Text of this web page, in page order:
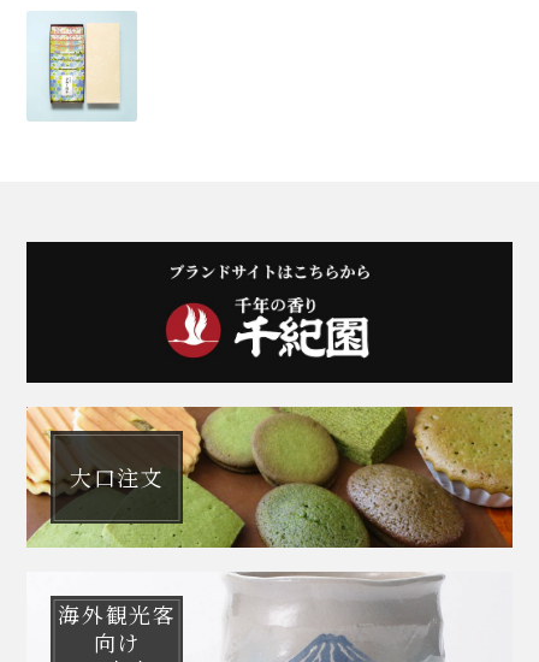
大口注文
海外観光客
向け